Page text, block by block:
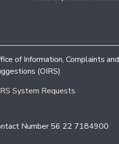
of Information, Complaints and
(OIRS)
System Requests
Number 56 22 7184900